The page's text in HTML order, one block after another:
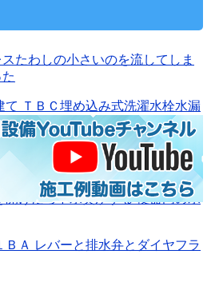
たわしの小さいのを流してしま
て ＴＢＣ埋め込み式洗濯水栓水漏
小便器排水管詰まり ネズミの巣
開けたら下水臭がする 便器内の水
ＢＡ レバーと排水弁とダイヤフラ